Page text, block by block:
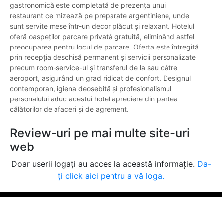
gastronomică este completată de prezența unui
restaurant ce mizează pe preparate argentiniene, unde
sunt servite mese într-un decor plăcut și relaxant. Hotelul
oferă oaspeților parcare privată gratuită, eliminând astfel
preocuparea pentru locul de parcare. Oferta este întregită
prin recepția deschisă permanent și servicii personalizate
precum room-service-ul și transferul de la sau către
aeroport, asigurând un grad ridicat de confort. Designul
contemporan, igiena deosebită și profesionalismul
personalului aduc acestui hotel apreciere din partea
călătorilor de afaceri și de agrement.
Review-uri pe mai multe site-uri
web
Doar userii logați au acces la această informație. Da-
ți click aici pentru a vă loga.